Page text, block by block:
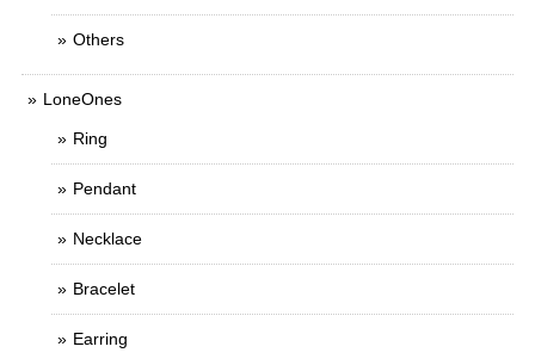
Others
LoneOnes
Ring
Pendant
Necklace
Bracelet
Earring